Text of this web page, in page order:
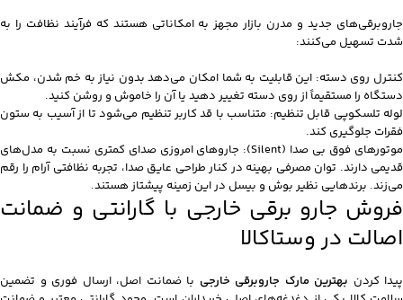
جاروبرقی‌های جدید و مدرن بازار مجهز به امکاناتی هستند که فرآیند نظافت را به
شدت تسهیل می‌کنند:
کنترل روی دسته: این قابلیت به شما امکان می‌دهد بدون نیاز به خم شدن، مکش
دستگاه را مستقیماً از روی دسته تغییر دهید یا آن را خاموش و روشن کنید.
لوله تلسکوپی قابل تنظیم: متناسب با قد کاربر تنظیم می‌شود تا از آسیب به ستون
فقرات جلوگیری کند.
موتورهای فوق بی صدا (Silent): جاروهای امروزی صدای کمتری نسبت به مدل‌های
قدیمی دارند. توان مصرفی بهینه در کنار طراحی عایق صدا، تجربه نظافتی آرام را رقم
می‌زند. برندهایی نظیر بوش و بیسل در این زمینه پیشتاز هستند.
فروش جارو برقی خارجی با گارانتی و ضمانت
اصالت در وستاکالا
پیدا کردن بهترین مارک جاروبرقی خارجی با ضمانت اصل، ارسال فوری و تضمین